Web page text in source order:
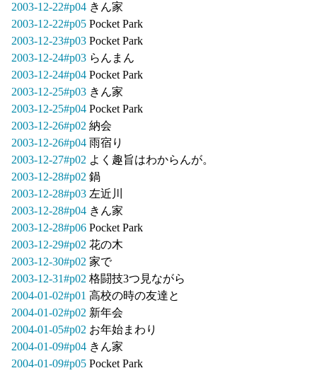
2003-12-22#p04 きん家
2003-12-22#p05 Pocket Park
2003-12-23#p03 Pocket Park
2003-12-24#p03 らんまん
2003-12-24#p04 Pocket Park
2003-12-25#p03 きん家
2003-12-25#p04 Pocket Park
2003-12-26#p02 納会
2003-12-26#p04 雨宿り
2003-12-27#p02 よく趣旨はわからんが。
2003-12-28#p02 鍋
2003-12-28#p03 左近川
2003-12-28#p04 きん家
2003-12-28#p06 Pocket Park
2003-12-29#p02 花の木
2003-12-30#p02 家で
2003-12-31#p02 格闘技3つ見ながら
2004-01-02#p01 高校の時の友達と
2004-01-02#p02 新年会
2004-01-05#p02 お年始まわり
2004-01-09#p04 きん家
2004-01-09#p05 Pocket Park